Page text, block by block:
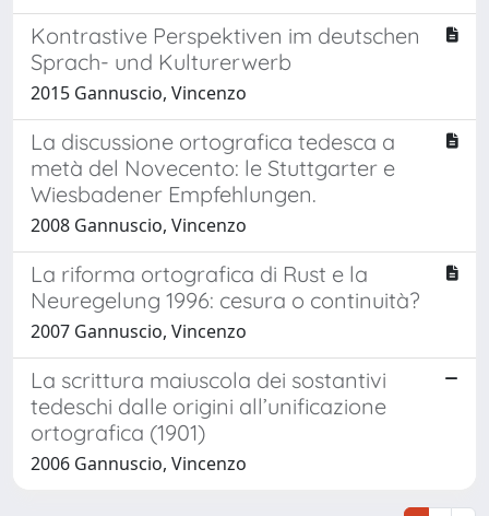
Kontrastive Perspektiven im deutschen
Sprach- und Kulturerwerb
2015 Gannuscio, Vincenzo
La discussione ortografica tedesca a
metà del Novecento: le Stuttgarter e
Wiesbadener Empfehlungen.
2008 Gannuscio, Vincenzo
La riforma ortografica di Rust e la
Neuregelung 1996: cesura o continuità?
2007 Gannuscio, Vincenzo
La scrittura maiuscola dei sostantivi
tedeschi dalle origini all’unificazione
ortografica (1901)
2006 Gannuscio, Vincenzo